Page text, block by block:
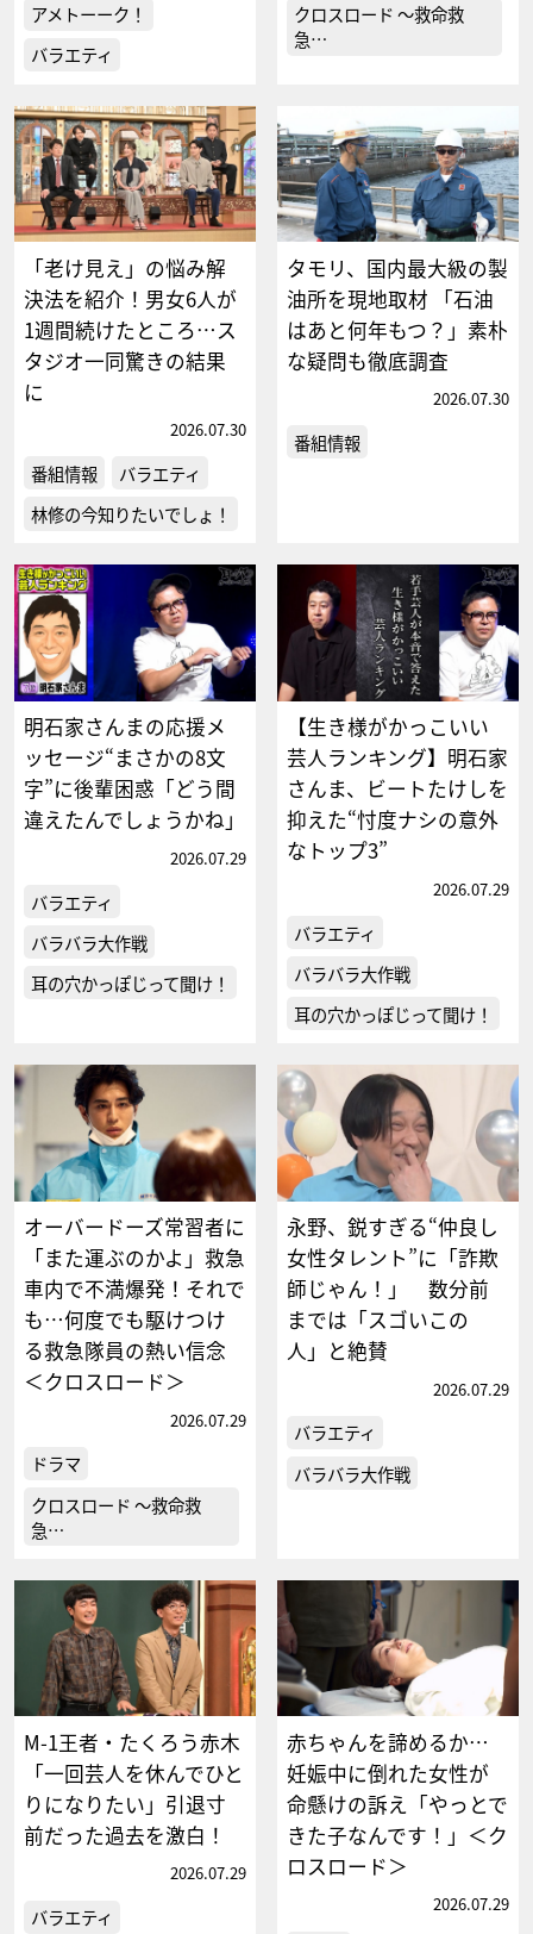
アメトーーク！
バラエティ
クロスロード ～救命救
急…
「老け見え」の悩み解
決法を紹介！男女6人が
1週間続けたところ…ス
タジオ一同驚きの結果
に
2026.07.30
番組情報
バラエティ
林修の今知りたいでしょ！
タモリ、国内最大級の製
油所を現地取材 「石油
はあと何年もつ？」素朴
な疑問も徹底調査
2026.07.30
番組情報
明石家さんまの応援メ
ッセージ“まさかの8文
字”に後輩困惑「どう間
違えたんでしょうかね」
2026.07.29
バラエティ
バラバラ大作戦
耳の穴かっぽじって聞け！
【生き様がかっこいい
芸人ランキング】明石家
さんま、ビートたけしを
抑えた“忖度ナシの意外
なトップ3”
2026.07.29
バラエティ
バラバラ大作戦
耳の穴かっぽじって聞け！
オーバードーズ常習者に
「また運ぶのかよ」救急
車内で不満爆発！それで
も…何度でも駆けつけ
る救急隊員の熱い信念
＜クロスロード＞
2026.07.29
ドラマ
クロスロード ～救命救
急…
永野、鋭すぎる“仲良し
女性タレント”に「詐欺
師じゃん！」 数分前
までは「スゴいこの
人」と絶賛
2026.07.29
バラエティ
バラバラ大作戦
M-1王者・たくろう赤木
「一回芸人を休んでひと
りになりたい」引退寸
前だった過去を激白！
2026.07.29
バラエティ
赤ちゃんを諦めるか…
妊娠中に倒れた女性が
命懸けの訴え「やっとで
きた子なんです！」＜ク
ロスロード＞
2026.07.29